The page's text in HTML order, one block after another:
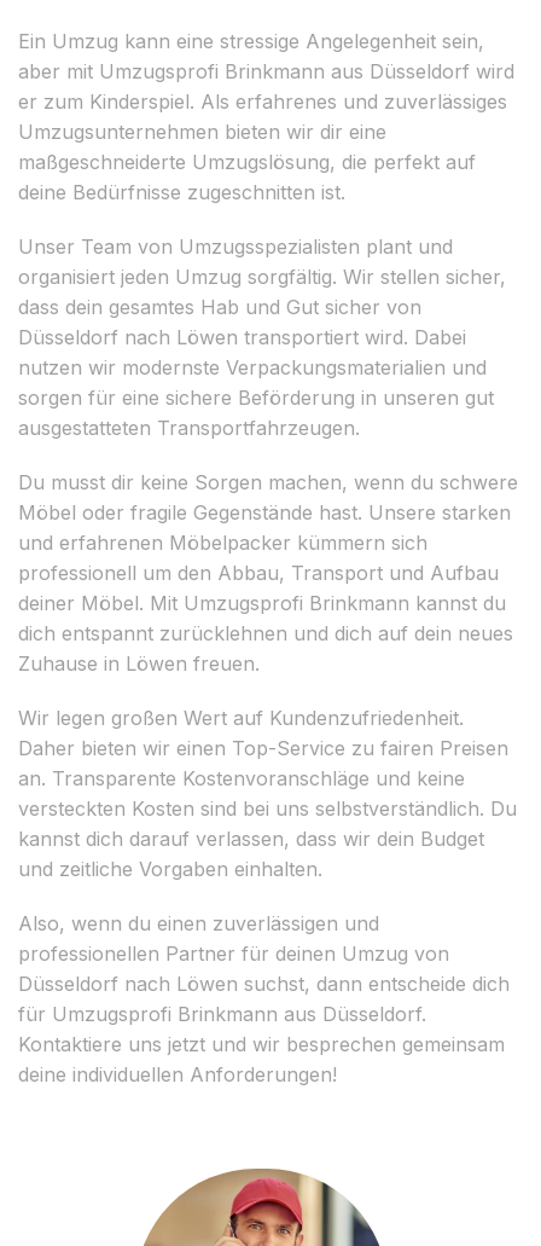
Ein Umzug kann eine stressige Angelegenheit sein,
aber mit Umzugsprofi Brinkmann aus Düsseldorf wird
er zum Kinderspiel. Als erfahrenes und zuverlässiges
Umzugsunternehmen bieten wir dir eine
maßgeschneiderte Umzugslösung, die perfekt auf
deine Bedürfnisse zugeschnitten ist.
Unser Team von Umzugsspezialisten plant und
organisiert jeden Umzug sorgfältig. Wir stellen sicher,
dass dein gesamtes Hab und Gut sicher von
Düsseldorf nach Löwen transportiert wird. Dabei
nutzen wir modernste Verpackungsmaterialien und
sorgen für eine sichere Beförderung in unseren gut
ausgestatteten Transportfahrzeugen.
Du musst dir keine Sorgen machen, wenn du schwere
Möbel oder fragile Gegenstände hast. Unsere starken
und erfahrenen Möbelpacker kümmern sich
professionell um den Abbau, Transport und Aufbau
deiner Möbel. Mit Umzugsprofi Brinkmann kannst du
dich entspannt zurücklehnen und dich auf dein neues
Zuhause in Löwen freuen.
Wir legen großen Wert auf Kundenzufriedenheit.
Daher bieten wir einen Top-Service zu fairen Preisen
an. Transparente Kostenvoranschläge und keine
versteckten Kosten sind bei uns selbstverständlich. Du
kannst dich darauf verlassen, dass wir dein Budget
und zeitliche Vorgaben einhalten.
Also, wenn du einen zuverlässigen und
professionellen Partner für deinen Umzug von
Düsseldorf nach Löwen suchst, dann entscheide dich
für Umzugsprofi Brinkmann aus Düsseldorf.
Kontaktiere uns jetzt und wir besprechen gemeinsam
deine individuellen Anforderungen!